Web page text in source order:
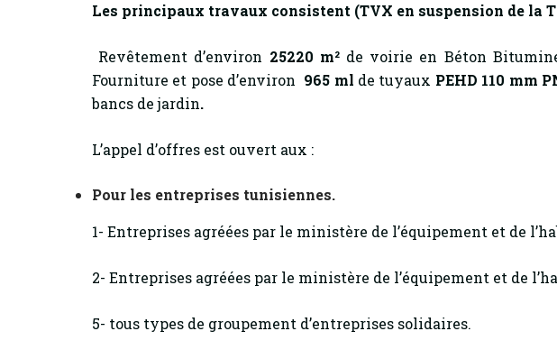
Les principaux travaux consistent (TVX en suspension de la
Revêtement d’environ 25220 m²de voirie en Béton
Fourniture et pose d’environ 965 ml de tuyaux PEHD 110 mm
bancs de jardin.
L’appel d’offres est ouvert aux :
Pour les entreprises tunisiennes.
1- Entreprises agréées par le ministère de l’équipement et de
2- Entreprises agréées par le ministère de l’équipement et de
5- tous types de groupement d’entreprises solidaires.